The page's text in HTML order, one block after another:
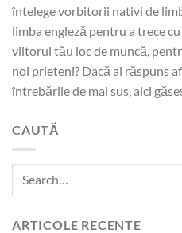
întelege vorbitorii nativi de
limba engleză pentru a trece
viitorul tău loc de muncă,
noi prieteni? Dacă ai răspuns
întrebările de mai sus, aici
CAUTĂ
ARTICOLE RECENTE